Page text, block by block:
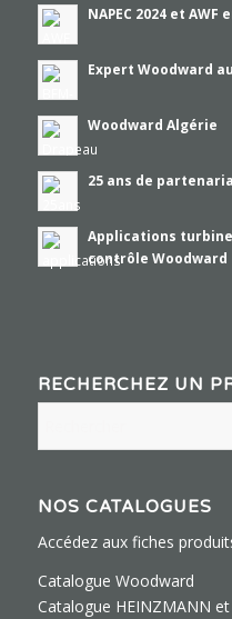
NAPEC 2024 et AWF
Expert Woodward
Woodward Algérie
25 ans de
Applications
contrôle Woodward
RECHERCHEZ UN
NOS CATALOGUES
Accédez aux fiches
Catalogue Woodward
Catalogue HEINZMANN